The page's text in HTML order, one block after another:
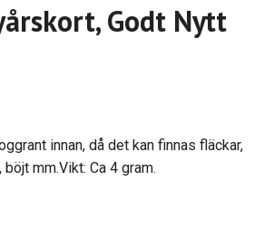
Godt Nytt
innan, då det kan finnas fläckar,
mm.Vikt: Ca 4 gram.